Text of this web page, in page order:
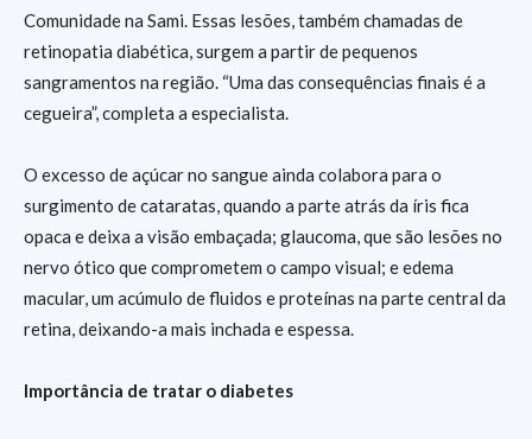
Comunidade na Sami. Essas lesões, também chamadas de
retinopatia diabética, surgem a partir de pequenos
sangramentos na região. “Uma das consequências finais é a
cegueira”, completa a especialista.
O excesso de açúcar no sangue ainda colabora para o
surgimento de cataratas, quando a parte atrás da íris fica
opaca e deixa a visão embaçada; glaucoma, que são lesões no
nervo ótico que comprometem o campo visual; e edema
macular, um acúmulo de fluidos e proteínas na parte central da
retina, deixando-a mais inchada e espessa.
Importância de tratar o diabetes